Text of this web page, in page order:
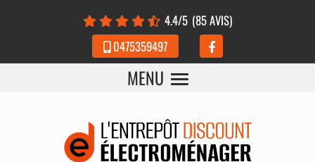
4.4/5 (85 AVIS)
0475359497
MENU